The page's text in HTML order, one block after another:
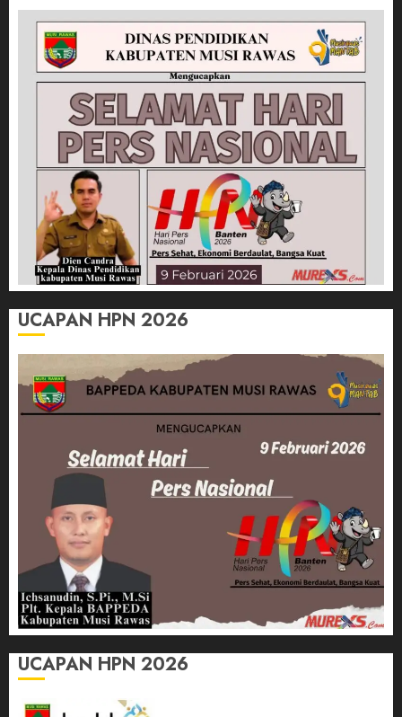
UCAPAN HPN 2026
UCAPAN HPN 2026